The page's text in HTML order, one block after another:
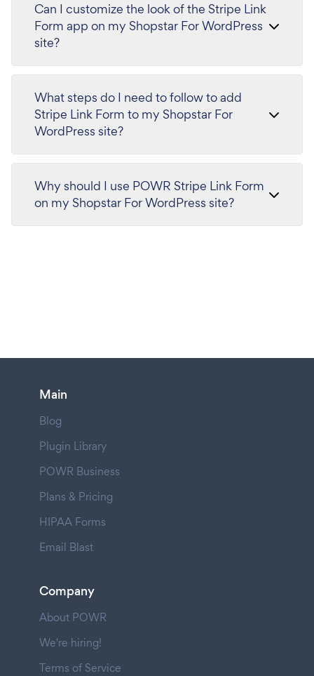
Can I customize the look of the Stripe Link
Form app on my Shopstar For WordPress
site?
What steps do I need to follow to add
Stripe Link Form to my Shopstar For
WordPress site?
Why should I use POWR Stripe Link Form
on my Shopstar For WordPress site?
Main
Blog
Plugin Library
POWR Business
Plans & Pricing
HIPAA Forms
Email Blast
Company
About POWR
We're hiring!
Terms of Service